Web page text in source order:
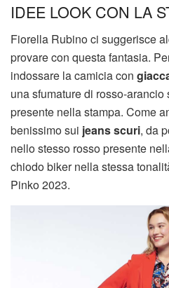
IDEE LOOK CON LA
Fiorella Rubino ci suggerisce
provare con questa fantasia.
indossare la camicia con
una sfumature di rosso-
presente nella stampa. Come
benissimo sui jeans scuri, da
nello stesso rosso presente
chiodo biker nella stessa
Pinko 2023.